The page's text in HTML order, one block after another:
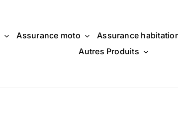
Assurance moto Assurance
Autres Produits